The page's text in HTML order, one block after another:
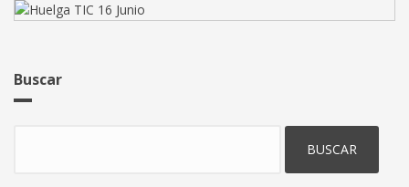
Buscar